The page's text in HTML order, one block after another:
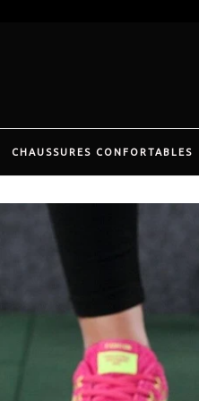
CHAUSSURES CONFORTABLES